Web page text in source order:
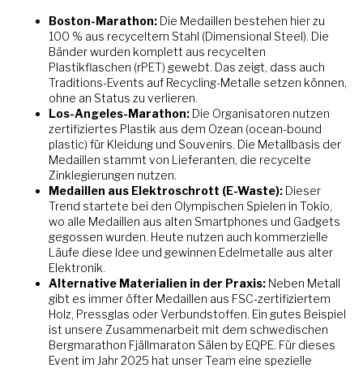
Boston-Marathon: Die Medaillen bestehen hier zu
100 % aus recyceltem Stahl (Dimensional Steel). Die
Bänder wurden komplett aus recycelten
Plastikflaschen (rPET) gewebt. Das zeigt, dass auch
Traditions-Events auf Recycling-Metalle setzen können,
ohne an Status zu verlieren.
Los-Angeles-Marathon: Die Organisatoren nutzen
zertifiziertes Plastik aus dem Ozean (ocean-bound
plastic) für Kleidung und Souvenirs. Die Metallbasis der
Medaillen stammt von Lieferanten, die recycelte
Zinklegierungen nutzen.
Medaillen aus Elektroschrott (E-Waste): Dieser
Trend startete bei den Olympischen Spielen in Tokio,
wo alle Medaillen aus alten Smartphones und Gadgets
gegossen wurden. Heute nutzen auch kommerzielle
Läufe diese Idee und gewinnen Edelmetalle aus alter
Elektronik.
Alternative Materialien in der Praxis: Neben Metall
gibt es immer öfter Medaillen aus FSC-zertifiziertem
Holz, Pressglas oder Verbundstoffen. Ein gutes Beispiel
ist unsere Zusammenarbeit mit dem schwedischen
Bergmarathon Fjällmaraton Sälen by EQPE. Für dieses
Event im Jahr 2025 hat unser Team eine spezielle